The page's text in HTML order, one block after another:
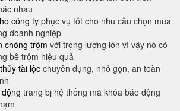
nhau
công typhục vụ tốt cho nhu cầu chọn mua
doanh nghiệp
chông trộm với trọng lượng lớn vì vậy nó có
bê trộm hiệu quả
tài lộcchuyên dụng, nhỏ gọn, an toàn
trang bị hệ thống mã khóa báo động